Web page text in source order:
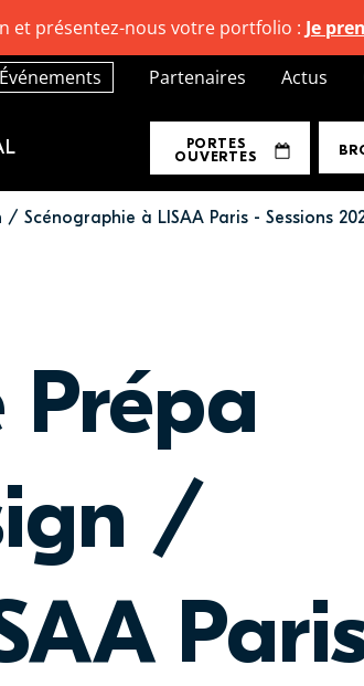
à LISAA Paris - Sessions
Prépa
/
Événements Partenaires Actus
PORTES
OUVERTES
et présentez-nous votre portfolio : Je